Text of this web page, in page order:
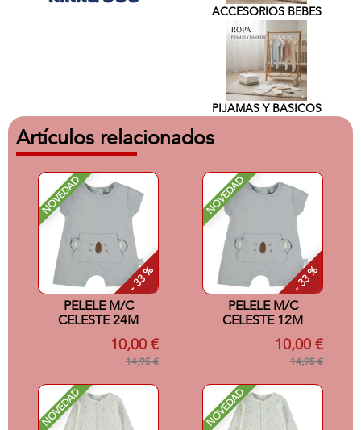
ACCESORIOS BEBES
PIJAMAS Y BASICOS
Artículos relacionados
NOVEDAD
- 33 %
PELELE M/C
CELESTE 24M
10,00 €
14,95 €
NOVEDAD
- 33 %
PELELE M/C
CELESTE 12M
10,00 €
14,95 €
NOVEDAD NOVEDAD